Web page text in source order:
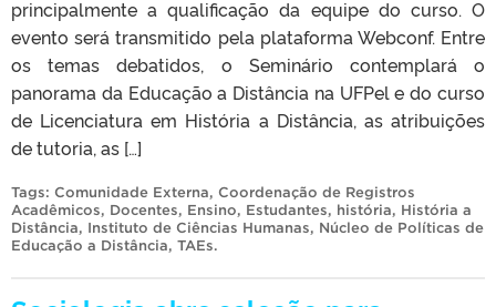
principalmente a qualificação da equipe do curso. O
evento será transmitido pela plataforma Webconf. Entre
os temas debatidos, o Seminário contemplará o
panorama da Educação a Distância na UFPel e do curso
de Licenciatura em História a Distância, as atribuições
de tutoria, as […]
Tags: Comunidade Externa, Coordenação de Registros
Acadêmicos, Docentes, Ensino, Estudantes, história, História a
Distância, Instituto de Ciências Humanas, Núcleo de Políticas de
Educação a Distância, TAEs.